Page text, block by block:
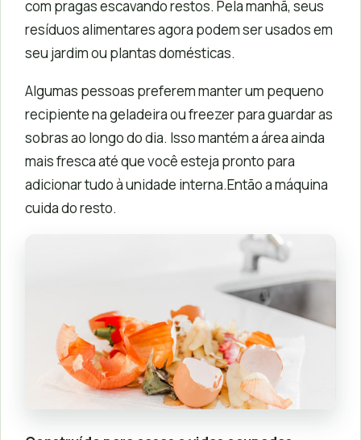
com pragas escavando restos. Pela manhã, seus
resíduos alimentares agora podem ser usados em
seu jardim ou plantas domésticas.
Algumas pessoas preferem manter um pequeno
recipiente na geladeira ou freezer para guardar as
sobras ao longo do dia. Isso mantém a área ainda
mais fresca até que você esteja pronto para
adicionar tudo à unidade interna.Então a máquina
cuida do resto.